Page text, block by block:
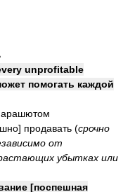
unprofitable
помогать каждой
продавать (срочно
от
убытках или
[поспешная